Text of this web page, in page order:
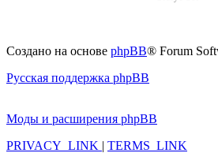
Создано на основе phpBB® Forum
Русская поддержка phpBB
Моды и расширения phpBB
PRIVACY_LINK | TERMS_LINK